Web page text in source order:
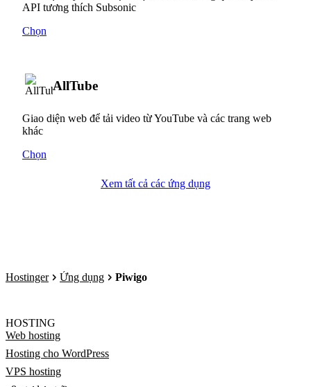
API tương thích Subsonic
Chọn
AllTube
Giao diện web để tải video từ YouTube và các trang web
khác
Chọn
Xem tất cả các ứng dụng
Hostinger Ứng dụng Piwigo
HOSTING
Web hosting
Hosting cho WordPress
VPS hosting